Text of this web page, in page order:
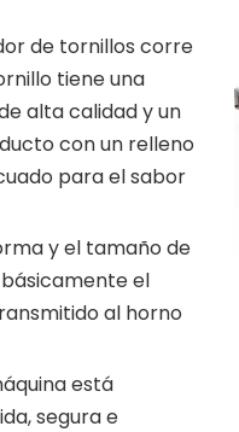
de tornillos corre
tiene una
alta calidad y un
con un relleno
para el sabor
y el tamaño de
el
al horno
está
segura e